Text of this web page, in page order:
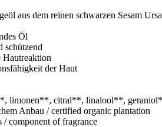
aus dem reinen schwarzen Sesam
Öl
schützend​
Hautreaktion​
der Haut​
limonen**, citral**, linalool**,
Anbau / certified organic plantation
component of fragrance